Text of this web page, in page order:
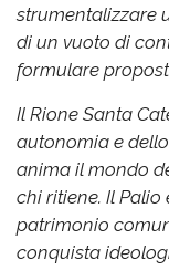
strumentalizzare
di un vuoto di
formulare
Il Rione Santa
autonomia e
anima il mondo
chi ritiene. Il Palio
patrimonio
conquista